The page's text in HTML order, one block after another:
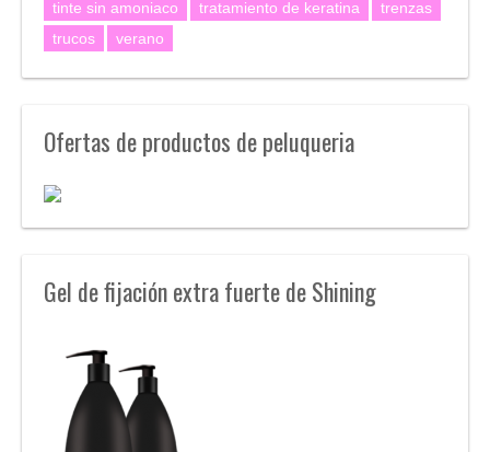
tinte sin amoniaco
tratamiento de keratina
trenzas
trucos
verano
Ofertas de productos de peluqueria
Gel de fijación extra fuerte de Shining